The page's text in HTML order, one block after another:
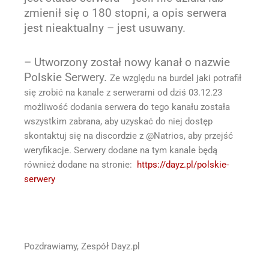
zmienił się o 180 stopni, a opis serwera
jest nieaktualny – jest usuwany.
– Utworzony został nowy kanał o nazwie
Polskie Serwery. Ze względu na burdel jaki potrafił
się zrobić na kanale z serwerami od dziś 03.12.23
możliwość dodania serwera do tego kanału została
wszystkim zabrana, aby uzyskać do niej dostęp
skontaktuj się na discordzie z @Natrios, aby przejść
weryfikacje. Serwery dodane na tym kanale będą
również dodane na stronie:
https://dayz.pl/polskie-
serwery
Pozdrawiamy, Zespół Dayz.pl